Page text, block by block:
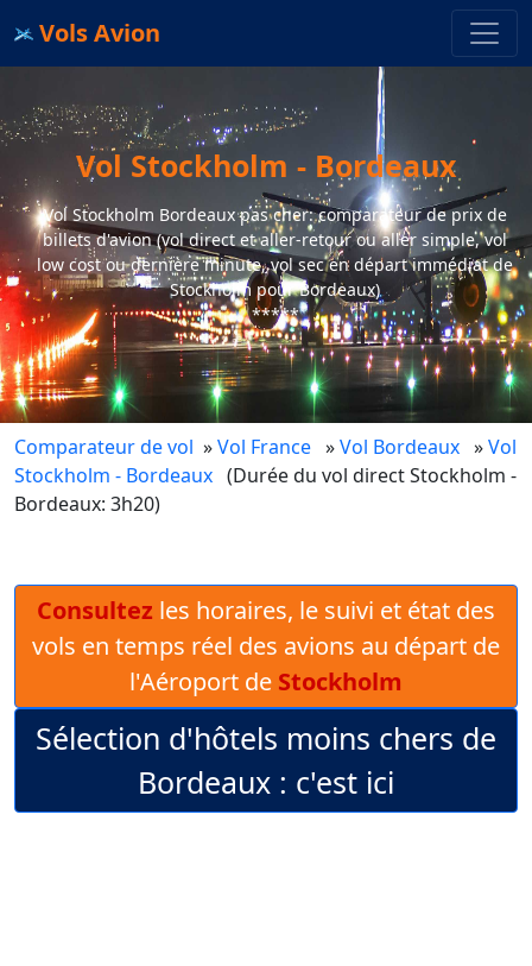
Vols Avion
Vol Stockholm - Bordeaux
Vol Stockholm Bordeaux pas cher: comparateur de prix de
billets d'avion (vol direct et aller-retour ou aller simple, vol
low cost ou dernière minute, vol sec en départ immédiat de
Stockholm pour Bordeaux)
*****
Comparateur de vol »Vol France »Vol Bordeaux »Vol
Stockholm - Bordeaux (Durée du vol direct Stockholm -
Bordeaux: 3h20)
Consultez les horaires, le suivi et état des
vols en temps réel des avions au départ de
l'Aéroport de Stockholm
Sélection d'hôtels moins chers de
Bordeaux : c'est ici